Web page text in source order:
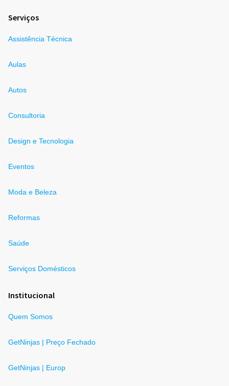
Serviços
Assistência Técnica
Aulas
Autos
Consultoria
Design e Tecnologia
Eventos
Moda e Beleza
Reformas
Saúde
Serviços Domésticos
Institucional
Quem Somos
GetNinjas | Preço Fechado
GetNinjas | Europ